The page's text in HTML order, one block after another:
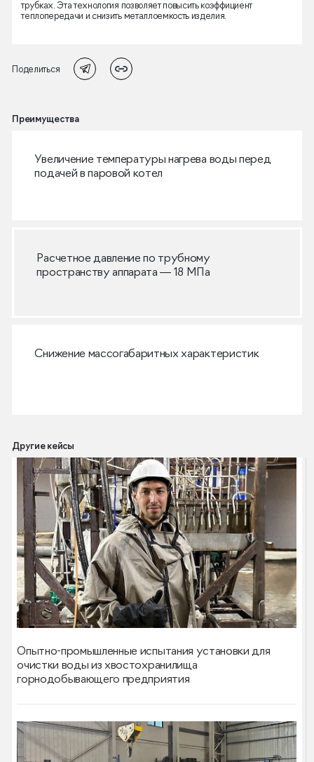
трубках. Эта технология позволяет повысить коэффициент
теплопередачи и снизить металлоемкость изделия.
Поделиться
Преимущества
Увеличение температуры нагрева воды перед
подачей в паровой котел
Расчетное давление по трубному
пространству аппарата — 18 МПа
Снижение массогабаритных характеристик
Другие кейсы
Опытно-промышленные испытания установки для
очистки воды из хвостохранилища
горнодобывающего предприятия